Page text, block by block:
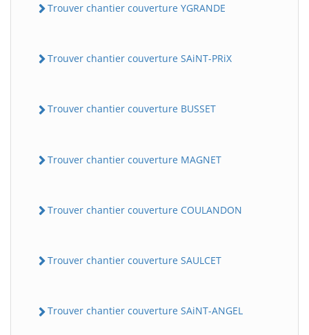
Trouver chantier couverture YGRANDE
Trouver chantier couverture SAiNT-PRiX
Trouver chantier couverture BUSSET
Trouver chantier couverture MAGNET
Trouver chantier couverture COULANDON
Trouver chantier couverture SAULCET
Trouver chantier couverture SAiNT-ANGEL